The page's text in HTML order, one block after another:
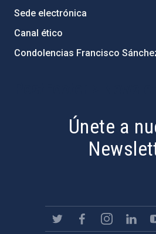
Sede electrónica
Canal ético
Condolencias Francisco
Únete a